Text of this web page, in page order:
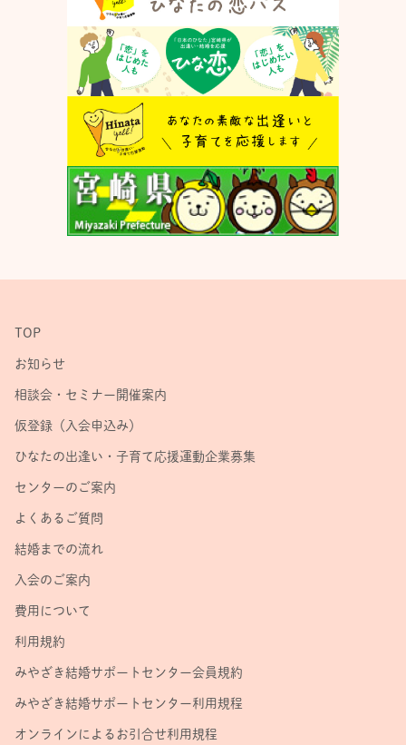
TOP
お知らせ
相談会・セミナー開催案内
仮登録（入会申込み）
ひなたの出逢い・子育て応援運動企業募集
センターのご案内
よくあるご質問
結婚までの流れ
入会のご案内
費用について
利用規約
みやざき結婚サポートセンター会員規約
みやざき結婚サポートセンター利用規程
オンラインによるお引合せ利用規程